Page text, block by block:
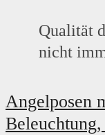
Qualität
nicht
Angelposen